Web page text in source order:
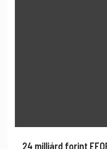
24 milliárd forint